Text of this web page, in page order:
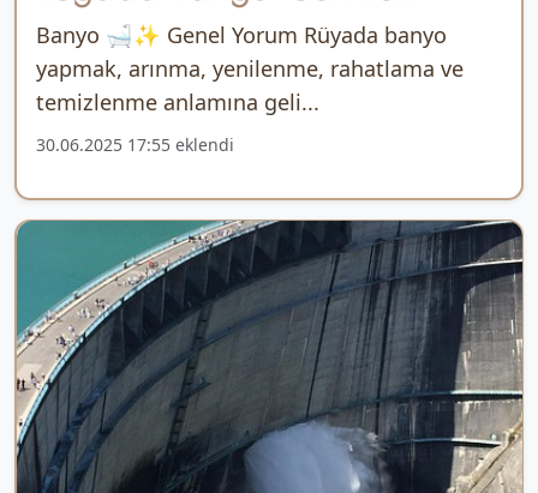
Banyo 🛁✨ Genel Yorum Rüyada banyo
yapmak, arınma, yenilenme, rahatlama ve
temizlenme anlamına geli...
30.06.2025 17:55 eklendi